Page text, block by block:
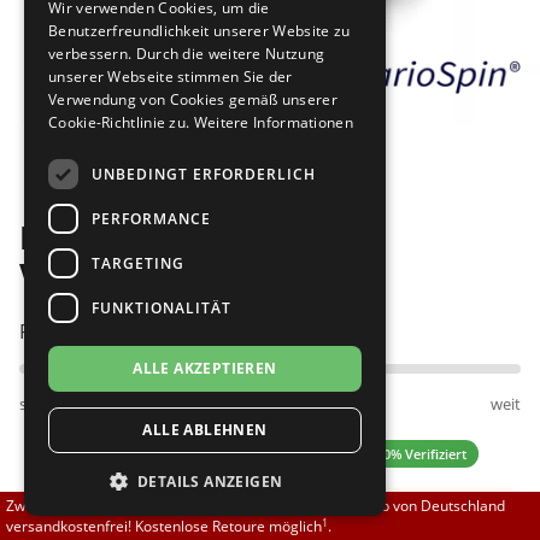
Brautschuhe
Sneaker
Übergrößen 43-44
Flexerinas
Merlet
Nueva Epoca
RayRose
Rummos
Rumpf
SoDanca
TopTanz
Bilder
Diamant 053-029-034-V
VarioSpin comfort
Passt am besten bei Fußweite:
schmal normal weit
3.67 (6 Bewertungen) ✓ 100% Verifiziert
Hinweis:Der Schuh fällt groß aus.
Zwischen 70,00 EUR und 800,00 EUR liefern wir innerhalb von Deutschland
versandkostenfrei! Kostenlose Retoure möglich1.
Wir verwenden Cookies, um die
Benutzerfreundlichkeit unserer Website zu
verbessern. Durch die weitere Nutzung
unserer Webseite stimmen Sie der
Verwendung von Cookies gemäß unserer
Cookie-Richtlinie zu. Weitere Informationen
UNBEDINGT ERFORDERLICH
PERFORMANCE
TARGETING
FUNKTIONALITÄT
ALLE AKZEPTIEREN
ALLE ABLEHNEN
DETAILS ANZEIGEN